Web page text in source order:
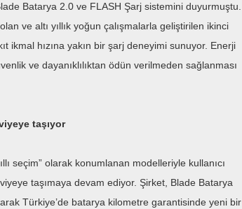
Batarya 2.0 ve FLASH Şarj sistemini duyurmuştu.
ve altı yıllık yoğun çalışmalarla geliştirilen ikinci
ikmal hızına yakın bir şarj deneyimi sunuyor. Enerji
ve dayanıklılıktan ödün verilmeden sağlanması
taşıyor
seçim” olarak konumlanan modelleriyle kullanıcı
taşımaya devam ediyor. Şirket, Blade Batarya
Türkiye’de batarya kilometre garantisinde yeni bir